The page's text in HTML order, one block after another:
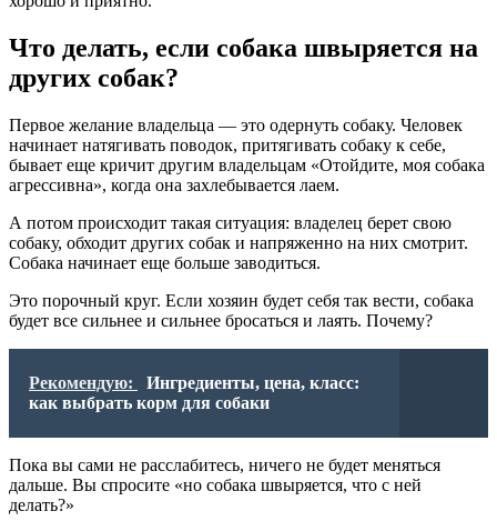
Что делать, если собака швыряется на
других собак?
Первое желание владельца — это одернуть собаку. Человек
начинает натягивать поводок, притягивать собаку к себе,
бывает еще кричит другим владельцам «Отойдите, моя собака
агрессивна», когда она захлебывается лаем.
А потом происходит такая ситуация: владелец берет свою
собаку, обходит других собак и напряженно на них смотрит.
Собака начинает еще больше заводиться.
Это порочный круг. Если хозяин будет себя так вести, собака
будет все сильнее и сильнее бросаться и лаять. Почему?
Рекомендую:
Ингредиенты, цена, класс:
как выбрать корм для собаки
Пока вы сами не расслабитесь, ничего не будет меняться
дальше. Вы спросите «но собака швыряется, что с ней
делать?»